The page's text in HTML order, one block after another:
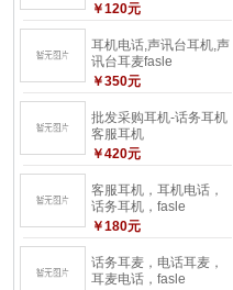
￥120元
耳机电话,声讯台耳机,声
讯台耳麦fasle
￥350元
批发采购耳机-话务耳机
客服耳机
￥420元
客服耳机，耳机电话，
话务耳机，fasle
￥180元
话务耳麦，电话耳麦，
耳麦电话，fasle